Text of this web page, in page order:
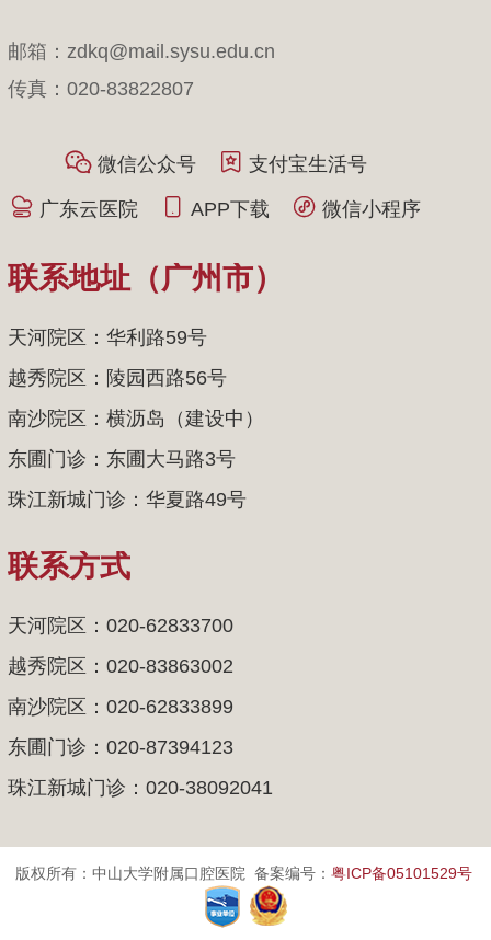
邮箱：zdkq@mail.sysu.edu.cn
传真：020-83822807
微信公众号 支付宝生活号
广东云医院 APP下载 微信小程序
联系地址（广州市）
天河院区：华利路59号
越秀院区：陵园西路56号
南沙院区：横沥岛（建设中）
东圃门诊：东圃大马路3号
珠江新城门诊：华夏路49号
联系方式
天河院区：020-62833700
越秀院区：020-83863002
南沙院区：020-62833899
东圃门诊：020-87394123
珠江新城门诊：020-38092041
版权所有：中山大学附属口腔医院 备案编号： 粤ICP备05101529号